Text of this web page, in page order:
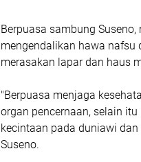
Berpuasa sambung
mengendalikan hawa nafsu
merasakan lapar dan haus
"Berpuasa menjaga
organ pencernaan, selain
kecintaan pada duniawi
Suseno.